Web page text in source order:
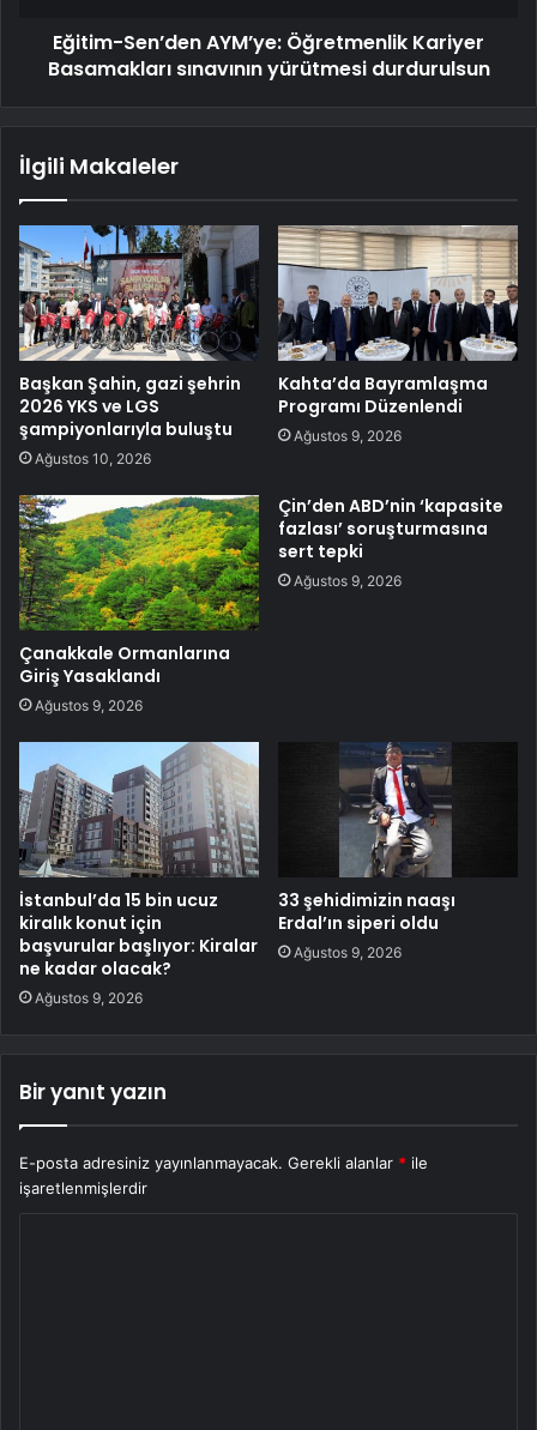
Eğitim-Sen’den AYM’ye: Öğretmenlik Kariyer
Basamakları sınavının yürütmesi durdurulsun
İlgili Makaleler
Başkan Şahin, gazi şehrin
2026 YKS ve LGS
şampiyonlarıyla buluştu
Ağustos 10, 2026
Kahta’da Bayramlaşma
Programı Düzenlendi
Ağustos 9, 2026
Çanakkale Ormanlarına
Giriş Yasaklandı
Ağustos 9, 2026
Çin’den ABD’nin ‘kapasite
fazlası’ soruşturmasına
sert tepki
Ağustos 9, 2026
İstanbul’da 15 bin ucuz
kiralık konut için
başvurular başlıyor: Kiralar
ne kadar olacak?
Ağustos 9, 2026
33 şehidimizin naaşı
Erdal’ın siperi oldu
Ağustos 9, 2026
Bir yanıt yazın
E-posta adresiniz yayınlanmayacak. Gerekli alanlar * ile
işaretlenmişlerdir